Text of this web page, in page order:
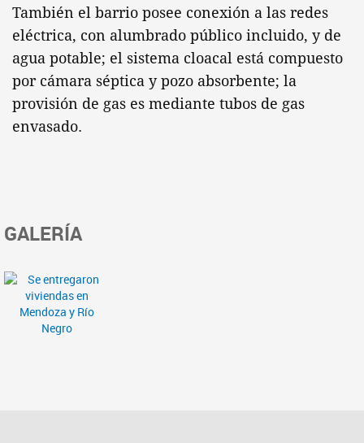
También el barrio posee conexión a las redes
eléctrica, con alumbrado público incluido, y de
agua potable; el sistema cloacal está compuesto
por cámara séptica y pozo absorbente; la
provisión de gas es mediante tubos de gas
envasado.
GALERÍA